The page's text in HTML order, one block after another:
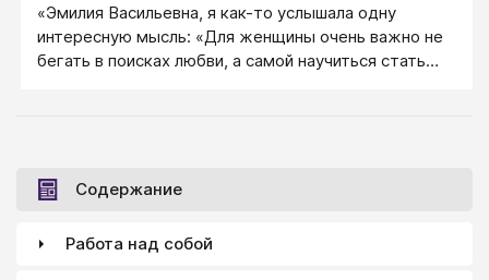
«Эмилия Васильевна, я как-то услышала одну
интересную мысль: «Для женщины очень важно не
бегать в поисках любви, а самой научиться стать
и мне очень захотелось научиться проявлять
активность в любви. Теперь, в книжке «Очарование
«женская агрессивность», где, четко и ясно
Содержание
Работа над собой